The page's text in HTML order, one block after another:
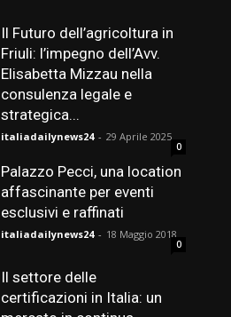
Il Futuro dell’agricoltura in
Friuli: l’impegno dell’Avv.
Elisabetta Mizzau nella
consulenza legale e
strategica...
italiadailynews24 - 29 Aprile 2025
0
Palazzo Pecci, una location
affascinante per eventi
esclusivi e raffinati
italiadailynews24 - 18 Maggio 2018
0
Il settore delle
certificazioni in Italia: un